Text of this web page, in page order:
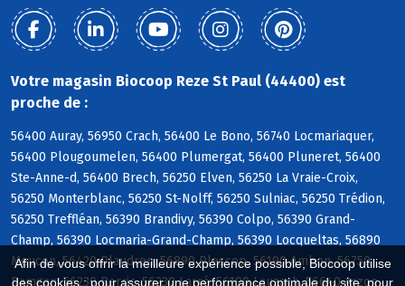
Afin de vous offrir la meilleure expérience possible, Biocoop utilise
des cookies : pour assurer une performance optimale du site, pour
Votre magasin Biocoop Reze St Paul (44400) est
proche de :
56400 Auray, 56950 Crach, 56400 Le Bono, 56740 Locmariaquer,
56400 Plougoumelen, 56400 Plumergat, 56400 Pluneret, 56400
Ste-Anne-d, 56400 Brech, 56250 Elven, 56250 La Vraie-Croix,
56250 Monterblanc, 56250 St-Nolff, 56250 Sulniac, 56250 Trédion,
56250 Treffléan, 56390 Brandivy, 56390 Colpo, 56390 Grand-
Champ, 56390 Locmaria-Grand-Champ, 56390 Locqueltas, 56890
Meucon, 56420 Plaudren, 56890 Plescop, 56190 Ambon, 56750
Damgan, 56230 Berric, 56230 Larré, 56190 Lauzach, 56640 Arzon